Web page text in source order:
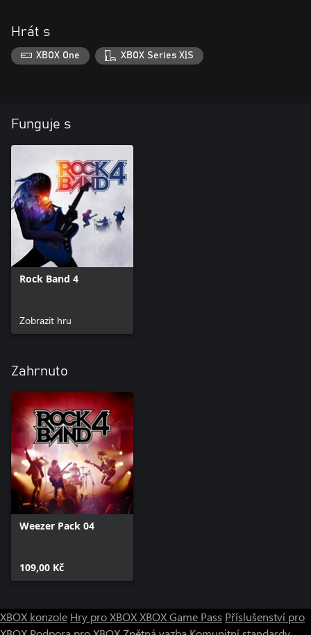
Hrát s
XBOX One XBOX Series X|S
Funguje s
Rock Band 4
Zobrazit hru
Zahrnuto
Weezer Pack 04
109,00 Kč
XBOX konzole Hry pro XBOXXBOX Game Pass Příslušenství pro